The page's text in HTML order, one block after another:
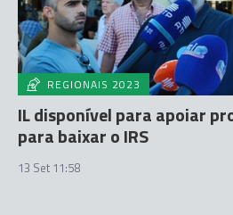
REGIONAIS 2023
IL disponível para apoiar
para baixar o IRS
13 Set 11:58